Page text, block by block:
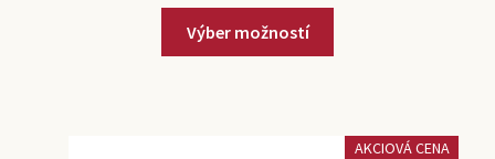
Výber možností
AKCIOVÁ CENA